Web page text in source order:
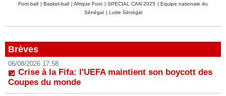
Foot-ball | Basket-ball | Afrique Foot | SPECIAL CAN 2025 | Equipe nationale du
Sénégal | Lutte Sénégal
Brèves
06/08/2026 17:58
Crise à la Fifa: l'UEFA maintient son boycott des
Coupes du monde